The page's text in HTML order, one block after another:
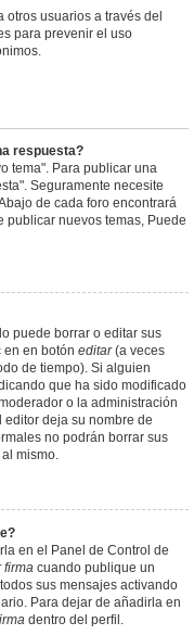
usuarios a través del
para prevenir el uso
respuesta?
tema". Para publicar una
Seguramente necesite
de cada foro encontrará
publicar nuevos temas, Puede
puede borrar o editar sus
en botón editar(a veces
de tiempo). Si alguien
que ha sido modificado
o la administración
deja su nombre de
no podrán borrar sus
mismo.
en el Panel de Control de
firma cuando publique un
sus mensajes activando
Para dejar de añadirla en
dentro del perfil.